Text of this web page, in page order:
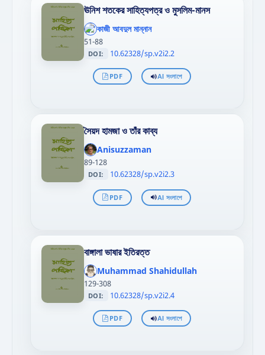
ঊনিশ শতকের সাহিত্যপত্র ও মুসলিম-মানস
';
};"
>
কাজী আবদুল মান্নান
51-88
DOI: 10.62328/sp.v2i2.2
PDF AI সংলাপে
সৈয়দ হামজা ও তাঁর কাব্য
';
};"
>
Anisuzzaman
89-128
DOI: 10.62328/sp.v2i2.3
PDF AI সংলাপে
বাঙ্গালা ভাষার ইতিরত্ত
';
};"
>
Muhammad Shahidullah
129-308
DOI: 10.62328/sp.v2i2.4
PDF AI সংলাপে